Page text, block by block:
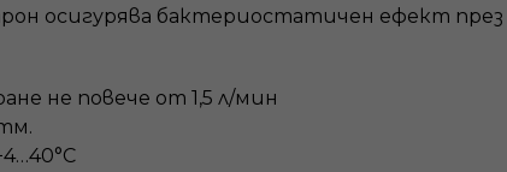
осигурява бактериостатичен ефект през
не повече от 1,5 л/мин